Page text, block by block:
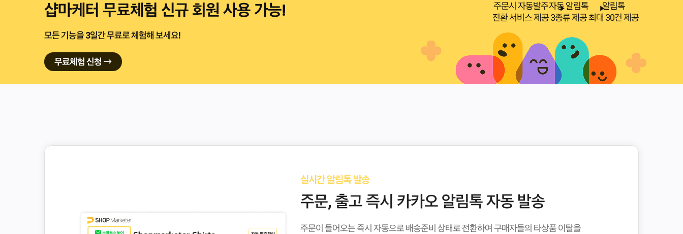
샵마케터 무료체험 신규 회원 사용 가능!
모든 기능을 3일간 무료로 체험해 보세요!
주문시 자동발주
전환 서비스 제공
자동 알림톡
3종류 제공
알림톡
최대 30건 제공
무료체험 신청
실시간 알림톡 발송
주문, 출고 즉시 카카오 알림톡 자동 발송
주문이 들어오는 즉시 자동으로 배송준비 상태로 전환하여 구매자들의 타상품 이탈을